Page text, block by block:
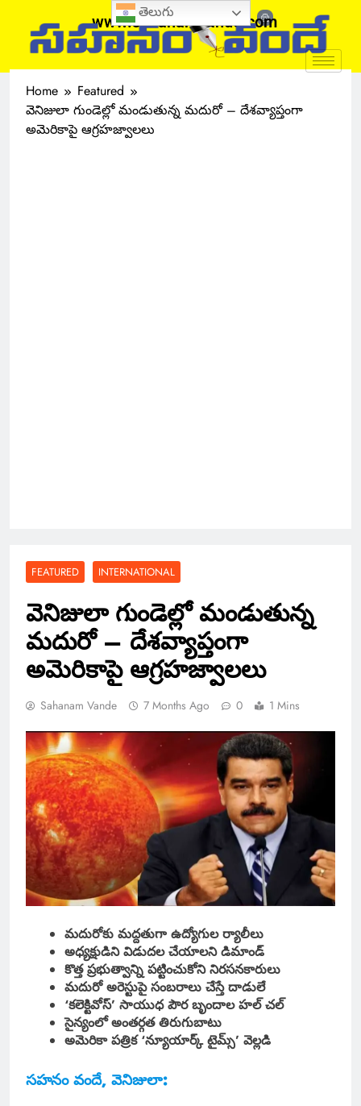
www.sahanamvande.com
Home
Featured
వెనిజులా గుండెల్లో మండుతున్న మదురో – దేశవ్యాప్తంగా
అమెరికాపై ఆగ్రహజ్వాలలు
FEATURED INTERNATIONAL
వెనిజులా గుండెల్లో మండుతున్న
మదురో – దేశవ్యాప్తంగా
అమెరికాపై ఆగ్రహజ్వాలలు
Sahanam Vande 7 Months Ago 0 1 Mins
మదురోకు మద్దతుగా ఉద్యోగుల ర్యాలీలు
అధ్యక్షుడిని విడుదల చేయాలని డిమాండ్
కొత్త ప్రభుత్వాన్ని పట్టించుకోని నిరసనకారులు
మదురో అరెస్టుపై సంబరాలు చేస్తే దాడులే
‘కలెక్టివోస్’ సాయుధ పౌర బృందాల హల్ చల్
సైన్యంలో అంతర్గత తిరుగుబాటు
అమెరికా పత్రిక ‘న్యూయార్క్ టైమ్స్’ వెల్లడి
సహనం వందే, వెనిజులా:
తెలుగు